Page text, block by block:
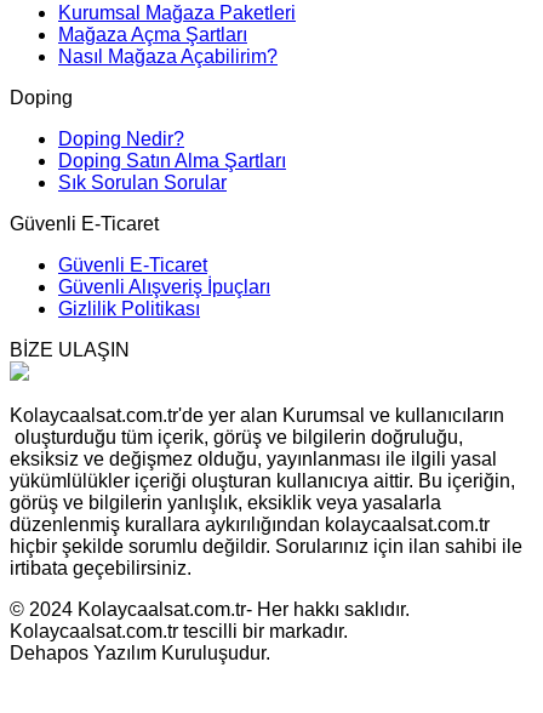
Kurumsal Mağaza Paketleri
Mağaza Açma Şartları
Nasıl Mağaza Açabilirim?
Doping
Doping Nedir?
Doping Satın Alma Şartları
Sık Sorulan Sorular
Güvenli E-Ticaret
Güvenli E-Ticaret
Güvenli Alışveriş İpuçları
Gizlilik Politikası
BİZE ULAŞIN
Kolaycaalsat.com.tr'de yer alan Kurumsal ve kullanıcıların
oluşturduğu tüm içerik, görüş ve bilgilerin doğruluğu,
eksiksiz ve değişmez olduğu, yayınlanması ile ilgili yasal
yükümlülükler içeriği oluşturan kullanıcıya aittir. Bu içeriğin,
görüş ve bilgilerin yanlışlık, eksiklik veya yasalarla
düzenlenmiş kurallara aykırılığından kolaycaalsat.com.tr
hiçbir şekilde sorumlu değildir. Sorularınız için ilan sahibi ile
irtibata geçebilirsiniz.
© 2024 Kolaycaalsat.com.tr- Her hakkı saklıdır.
Kolaycaalsat.com.tr tescilli bir markadır.
Dehapos Yazılım Kuruluşudur.